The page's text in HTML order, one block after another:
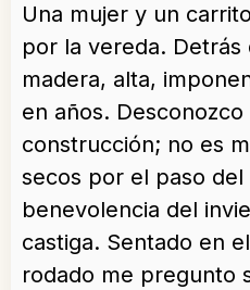
Una mujer y un
por la vereda.
madera, alta,
en años.
construcción; no es
secos por el paso
benevolencia del
castiga. Sentado en
rodado me pregunto